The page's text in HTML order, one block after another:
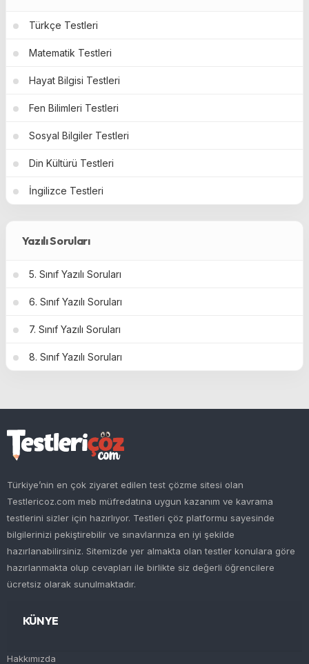
Türkçe Testleri
Matematik Testleri
Hayat Bilgisi Testleri
Fen Bilimleri Testleri
Sosyal Bilgiler Testleri
Din Kültürü Testleri
İngilizce Testleri
Yazılı Soruları
5. Sınıf Yazılı Soruları
6. Sınıf Yazılı Soruları
7. Sınıf Yazılı Soruları
8. Sınıf Yazılı Soruları
Türkiye’nin en çok ziyaret edilen test çözme sitesi olan
Testlericoz.com meb müfredatına uygun kazanım ve kavrama
testlerini sizler için hazırlıyor. Testleri çöz platformu sayesinde
bilgilerinizi pekiştirebilir ve sınavlarınıza en iyi şekilde
hazırlanabilirsiniz. Sitemizde yer almakta olan testler konulara göre
hazırlanmakta olup cevapları ile birlikte siz değerli öğrencilere
ücretsiz olarak sunulmaktadır.
KÜNYE
Hakkımızda